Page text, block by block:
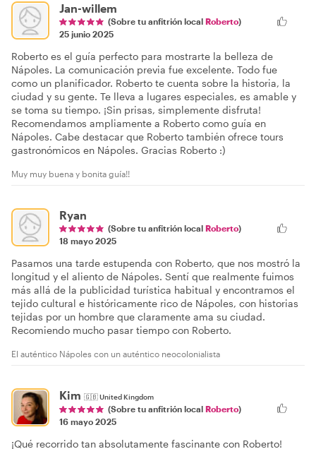
Jan-willem
(Sobre tu anfitrión local Roberto)
25 junio 2025
Roberto es el guía perfecto para mostrarte la belleza de
Nápoles. La comunicación previa fue excelente. Todo fue
como un planificador. Roberto te cuenta sobre la historia, la
ciudad y su gente. Te lleva a lugares especiales, es amable y
se toma su tiempo. ¡Sin prisas, simplemente disfruta!
Recomendamos ampliamente a Roberto como guía en
Nápoles. Cabe destacar que Roberto también ofrece tours
gastronómicos en Nápoles. Gracias Roberto :)
Muy muy buena y bonita guía!!
Ryan
(Sobre tu anfitrión local Roberto)
18 mayo 2025
Pasamos una tarde estupenda con Roberto, que nos mostró la
longitud y el aliento de Nápoles. Sentí que realmente fuimos
más allá de la publicidad turística habitual y encontramos el
tejido cultural e históricamente rico de Nápoles, con historias
tejidas por un hombre que claramente ama su ciudad.
Recomiendo mucho pasar tiempo con Roberto.
El auténtico Nápoles con un auténtico neocolonialista
Kim 🇬🇧United Kingdom
(Sobre tu anfitrión local Roberto)
16 mayo 2025
¡Qué recorrido tan absolutamente fascinante con Roberto!